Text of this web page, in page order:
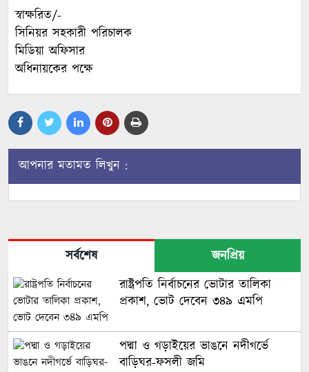
স্বাক্ষরিত/-
সিনিয়র সহকারী পরিচালক
মিডিয়া অফিসার
অধিনায়কের পক্ষে
আপনার মতামত লিখুন :
সর্বশেষ
জনপ্রিয়
রাষ্ট্রপতি নির্বাচনের ভোটার তালিকা
প্রকাশ, ভোট দেবেন ৩৪৯ এমপি
পদ্মা ও গড়াইয়ের ভাঙনে নদীগর্ভে
বাড়িঘর-ফসলী জমি